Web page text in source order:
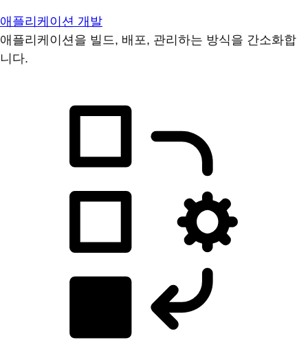
애플리케이션 개발
애플리케이션을 빌드, 배포, 관리하는 방식을 간소화합
니다.